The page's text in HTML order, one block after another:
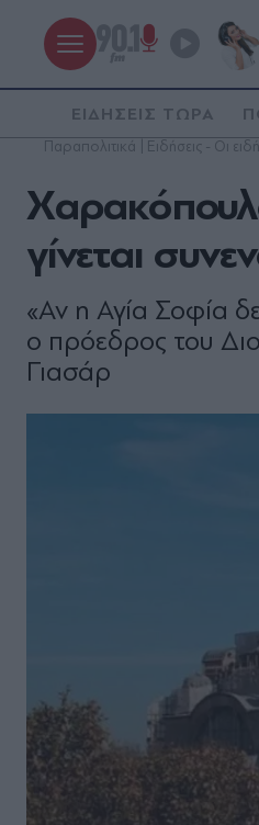
ΕΙΔΗΣΕΙΣ ΤΩΡΑ
Παραπολιτικά | Ειδήσεις - Οι
γίνεται
«Αν η Αγία Σοφία
ο πρόεδρος του
Γιασάρ